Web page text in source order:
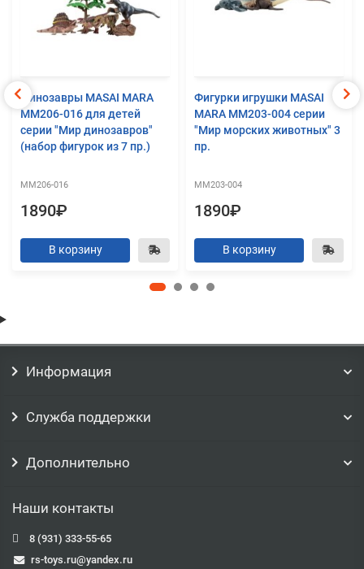
Динозавры MASAI MARA
MM206-016 для детей
серии "Мир динозавров"
(набор фигурок из 7 пр.)
MM206-016
1890₽
В корзину
Фигурки игрушки MASAI
MARA ММ203-004 серии
"Мир морских животных" 3
пр.
ММ203-004
1890₽
В корзину
Информация
Служба поддержки
Дополнительно
Наши контакты
8 (931) 333-55-65
rs-toys.ru@yandex.ru